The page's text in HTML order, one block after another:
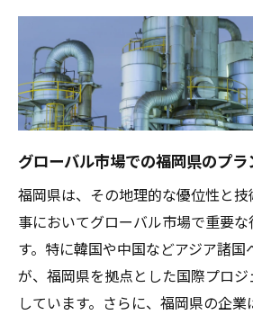
国際競争力を高める福岡
プラント工事がもたらす福岡
と海外進出
福岡県の地理的特徴がも
点
海外進出を支える福岡県
アクセス
福岡県の企業が活用する
地理的優位性が生むプラ
可能性
グローバル市場での福岡県のプ
福岡県は、その地理的な優位性と
事においてグローバル市場で重要
す。特に韓国や中国などアジア諸国
が、福岡県を拠点とした国際プロ
しています。さらに、福岡県の企